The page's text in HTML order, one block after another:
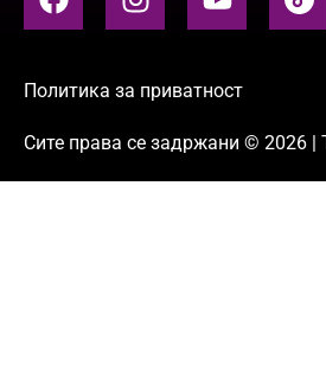
Политика за приватност
Сите права се задржани © 2026 |